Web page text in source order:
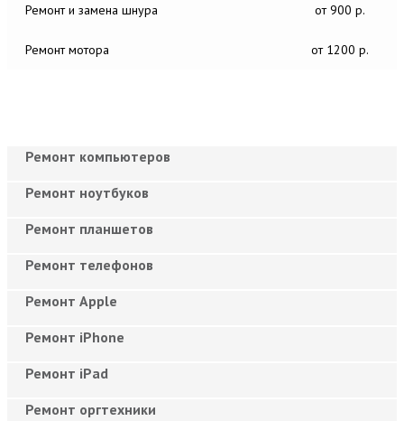
Ремонт и замена шнура от 900 р.
Ремонт мотора от 1200 р.
Ремонт компьютеров
Ремонт ноутбуков
Ремонт планшетов
Ремонт телефонов
Ремонт Apple
Ремонт iPhone
Ремонт iPad
Ремонт оргтехники